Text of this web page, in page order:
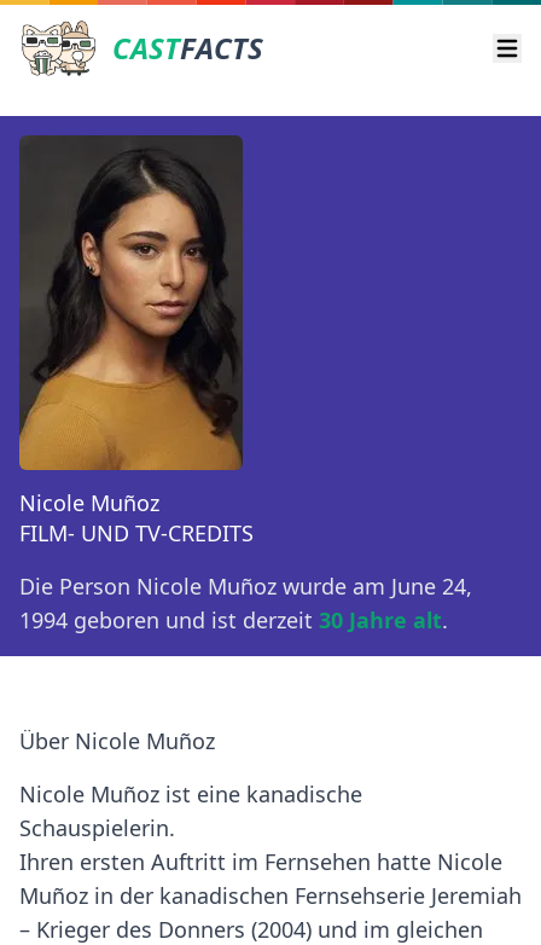
CASTFACTS
Nicole Muñoz
FILM- UND TV-CREDITS
Die Person Nicole Muñoz wurde am June 24,
1994 geboren und ist derzeit 30 Jahre alt.
Über Nicole Muñoz
Nicole Muñoz ist eine kanadische
Schauspielerin.
Ihren ersten Auftritt im Fernsehen hatte Nicole
Muñoz in der kanadischen Fernsehserie Jeremiah
– Krieger des Donners (2004) und im gleichen